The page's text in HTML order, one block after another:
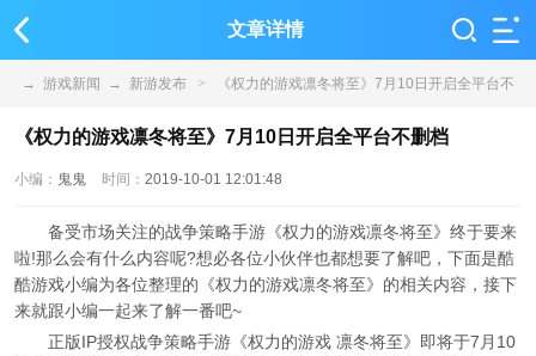
文章详情
→ 游戏新闻 → 新游发布 > 《权力的游戏凛冬将至》7月10日开启全平台不
删档
《权力的游戏凛冬将至》7月10日开启全平台不删档
小编： 鬼鬼 时间： 2019-10-01 12:01:48
备受市场关注的战争策略手游《权力的游戏凛冬将至》终于要来
啦!那么会有什么内容呢?想必各位小伙伴也都想要了解吧，下面是酷
酷游戏小编为各位整理的《权力的游戏凛冬将至》的相关内容，接下
来就跟小编一起来了解一番吧~
正版IP授权战争策略手游《权力的游戏 凛冬将至》即将于7月10